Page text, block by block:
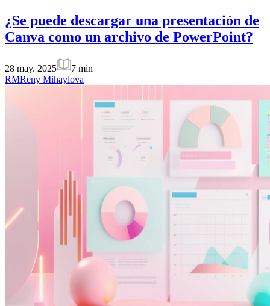
¿Se puede descargar una presentación de
Canva como un archivo de PowerPoint?
28 may. 2025 7 min
RMReny Mihaylova